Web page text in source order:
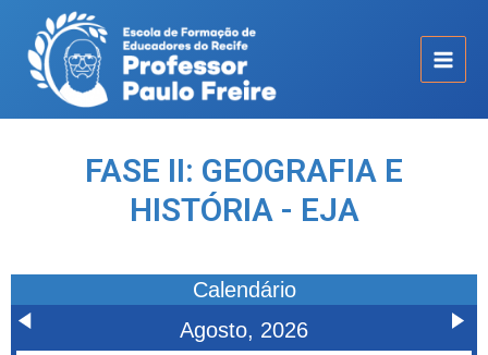
FASE II: GEOGRAFIA E
HISTÓRIA - EJA
Calendário
Agosto, 2026